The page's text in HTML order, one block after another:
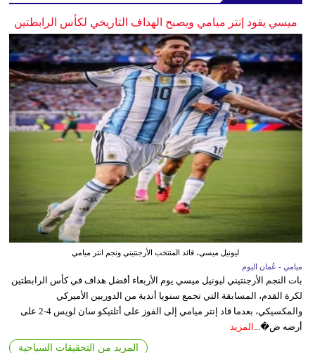
ميسي يقود إنتر ميامي ويصبح الهداف التاريخي لكأس الرابطتين
ليونيل ميسي، قائد المنتخب الأرجنتيني ونجم انتر ميامي
ميامي - عُمان اليوم
بات النجم الأرجنتيني ليونيل ميسي يوم الأربعاء أفضل هداف في كأس الرابطتين
لكرة القدم، المسابقة التي تجمع سنويا أندية من الدوريين الأميركي
والمكسيكي، بعدما قاد إنتر ميامي إلى الفوز على أتلتيكو سان لويس 4-2 على
أرضه ض�... المزيد
المزيد من التحقيقات السياحية